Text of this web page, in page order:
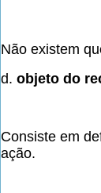
Não existem
d. objeto do
Consiste em
ação.